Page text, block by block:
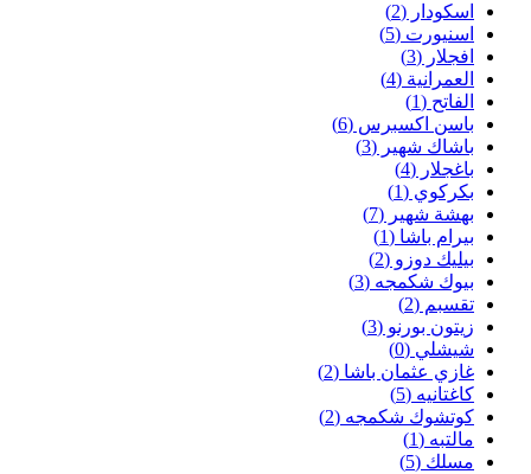
اسكودار (2)
اسنيورت (5)
افجلار (3)
العمرانية (4)
الفاتح (1)
باسن اكسبرس (6)
باشاك شهير (3)
باغجلار (4)
بكركوي (1)
بهشة شهير (7)
بيرام باشا (1)
بيليك دوزو (2)
بيوك شكمجه (3)
تقسبم (2)
زيتون بورنو (3)
شيشلي (0)
غازي عثمان باشا (2)
كاغتانيه (5)
كوتشوك شكمجه (2)
مالتبه (1)
مسلك (5)